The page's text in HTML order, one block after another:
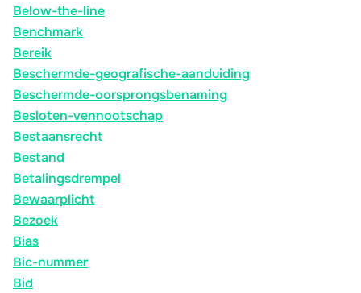
Below-the-line
Benchmark
Bereik
Beschermde-geografische-aanduiding
Beschermde-oorsprongsbenaming
Besloten-vennootschap
Bestaansrecht
Bestand
Betalingsdrempel
Bewaarplicht
Bezoek
Bias
Bic-nummer
Bid